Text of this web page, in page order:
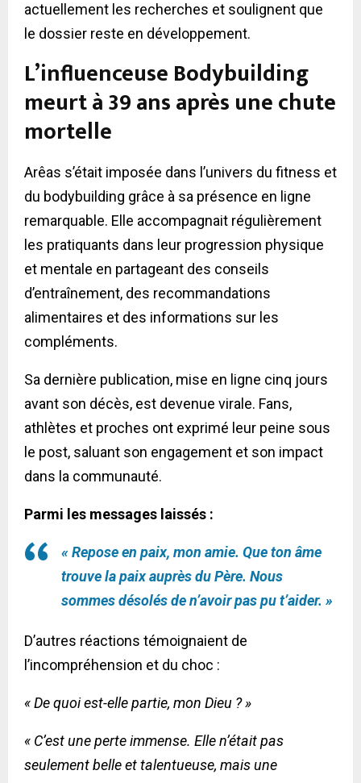
actuellement les recherches et soulignent que
le dossier reste en développement.
L’influenceuse Bodybuilding
meurt à 39 ans après une chute
mortelle
Arêas s’était imposée dans l’univers du fitness et
du bodybuilding grâce à sa présence en ligne
remarquable. Elle accompagnait régulièrement
les pratiquants dans leur progression physique
et mentale en partageant des conseils
d’entraînement, des recommandations
alimentaires et des informations sur les
compléments.
Sa dernière publication, mise en ligne cinq jours
avant son décès, est devenue virale. Fans,
athlètes et proches ont exprimé leur peine sous
le post, saluant son engagement et son impact
dans la communauté.
Parmi les messages laissés :
« Repose en paix, mon amie. Que ton âme
trouve la paix auprès du Père. Nous
sommes désolés de n’avoir pas pu t’aider. »
D’autres réactions témoignaient de
l’incompréhension et du choc :
« De quoi est-elle partie, mon Dieu ? »
« C’est une perte immense. Elle n’était pas
seulement belle et talentueuse, mais une